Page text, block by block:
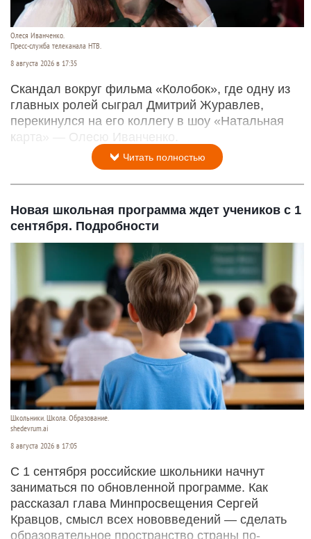
Олеся Иванченко.
Пресс-служба телеканала НТВ.
8 августа 2026 в 17:35
Скандал вокруг фильма «Колобок», где одну из
главных ролей сыграл Дмитрий Журавлев,
перекинулся на его коллегу в шоу «Натальная
карта» — Олесю Иванченко.
Читать полностью
Новая школьная программа ждет учеников с 1
сентября. Подробности
Школьники. Школа. Образование.
shedevrum.ai
8 августа 2026 в 17:05
С 1 сентября российские школьники начнут
заниматься по обновленной программе. Как
рассказал глава Минпросвещения Сергей
Кравцов, смысл всех нововведений — сделать
образовательное пространство страны по-